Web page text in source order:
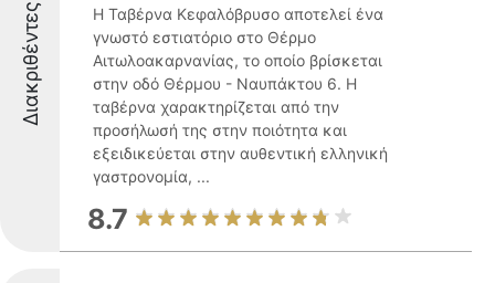
Διακριθέντες
Η Ταβέρνα Κεφαλόβρυσο αποτελεί ένα
γνωστό εστιατόριο στο Θέρμο
Αιτωλοακαρνανίας, το οποίο βρίσκεται
στην οδό Θέρμου - Ναυπάκτου 6. Η
ταβέρνα χαρακτηρίζεται από την
προσήλωσή της στην ποιότητα και
εξειδικεύεται στην αυθεντική ελληνική
γαστρονομία, ...
8.7